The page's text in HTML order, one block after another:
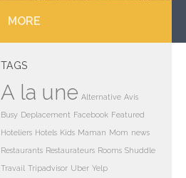
MORE
TAGS
A la une Alternative Avis
Busy Deplacement Facebook Featured
Hoteliers Hotels Kids Maman Mom news
Restaurants Restaurateurs Rooms Shuddle
Travail Tripadvisor Uber Yelp